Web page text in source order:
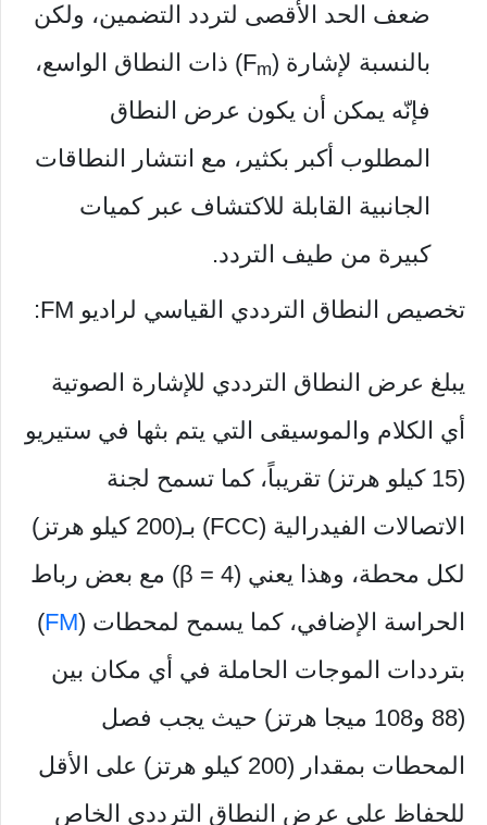
ضعف الحد الأقصى لتردد التضمين، ولكن
بالنسبة لإشارة (Fm
) ذات النطاق الواسع،
فإنّه يمكن أن يكون عرض النطاق
المطلوب أكبر بكثير، مع انتشار النطاقات
الجانبية القابلة للاكتشاف عبر كميات
كبيرة من طيف التردد.
تخصيص النطاق الترددي القياسي لراديو FM:
يبلغ عرض النطاق الترددي للإشارة الصوتية
أي الكلام والموسيقى التي يتم بثها في ستيريو
(15 كيلو هرتز) تقريباً، كما تسمح لجنة
الاتصالات الفيدرالية (FCC) بـ(200 كيلو هرتز)
لكل محطة، وهذا يعني (β = 4) مع بعض رباط
الحراسة الإضافي، كما يسمح لمحطات (FM
)
بترددات الموجات الحاملة في أي مكان بين
(88 و108 ميجا هرتز) حيث يجب فصل
المحطات بمقدار (200 كيلو هرتز) على الأقل
للحفاظ على عرض النطاق الترددي الخاص